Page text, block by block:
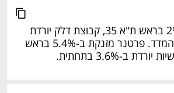
מליסרון עולה ב-2% בראש ת"א 35, קבוצת דלק יורדת